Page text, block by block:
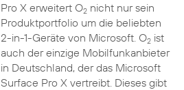
Pro X erweitert O2nicht nur sein
Produktportfolio um die beliebten
2-in-1-Geräte von Microsoft. O2ist
auch der einzige Mobilfunkanbieter
in Deutschland, der das Microsoft
Surface Pro X vertreibt. Dieses gibt